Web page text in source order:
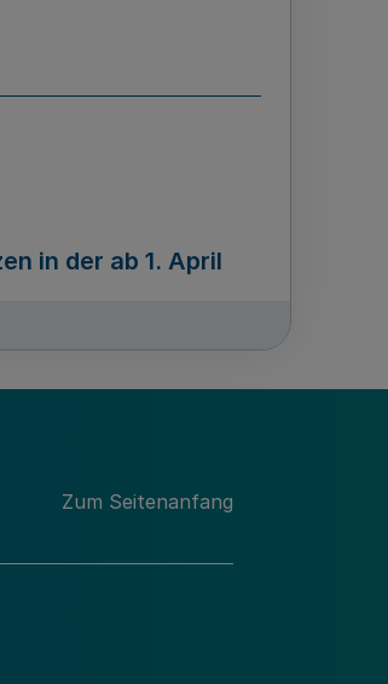
in der ab 1. April
Innovativ &
Zum Seitenanfang